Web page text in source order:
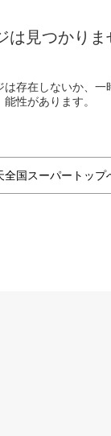
は見つかりま
存在しないか、一
能性があります。
全国スーパートップ